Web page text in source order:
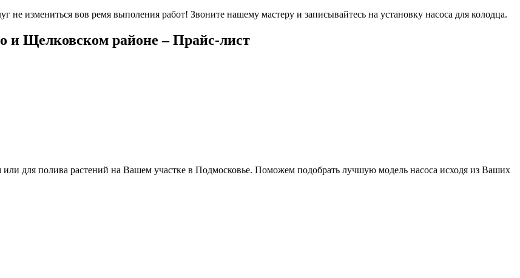
не измениться вов ремя выполения работ! Звоните нашему мастеру и записывайтесь на установку насоса для колодца.
и Щелковском районе – Прайс-лист
для полива растений на Вашем участке в Подмосковье. Поможем подобрать лучшую модель насоса исходя из Ваших